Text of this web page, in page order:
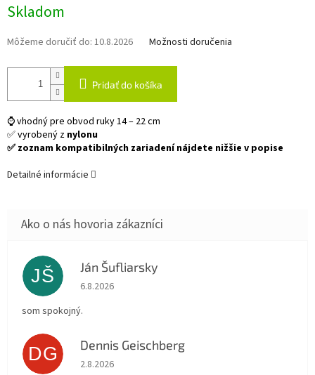
cena:
Skladom
Môžeme doručiť do: 10.8.2026 Možnosti doručenia
Pridať do košíka
⌚ vhodný pre obvod ruky 14 – 22 cm
✅ vyrobený z nylonu
✅ zoznam kompatibilných zariadení nájdete nižšie v popise
Detailné informácie
JŠ Ján Šufliarsky
Hodnotenie obchodu je 5 z 5 hviezdičiek.
6.8.2026
som spokojný.
DG Dennis Geischberg
Hodnotenie obchodu je 5 z 5 hviezdičiek.
2.8.2026